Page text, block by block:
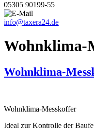
05305 90199-55
info@taxera24.de
Wohnklima-
Wohnklima-
Wohnklima-Messkoffer
Ideal zur Kontrolle der